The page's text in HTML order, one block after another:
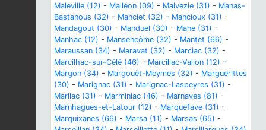
Maleville (12) - Malléon (09) - Malvezie (31) - Manas-
Bastanous (32) - Manciet (32) - Mancioux (31) -
Mandagout (30) - Manduel (30) - Mane (31) -
Manhac (12) - Mansencôme (32) - Mantet (66) -
Maraussan (34) - Maravat (32) - Marciac (32) -
Marcilhac-sur-Célé (46) - Marcillac-Vallon (12) -
Margon (34) - Margouët-Meymes (32) - Marguerittes
(30) - Marignac (31) - Marignac-Laspeyres (31) -
Marliac (31) - Marminiac (46) - Marnaves (81) -
Marnhagues-et-Latour (12) - Marquefave (31) -
Marquixanes (66) - Marsa (11) - Marsas (65) -